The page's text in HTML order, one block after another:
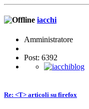
iacchi
Amministratore
Post: 6392
Re: <T> articoli su firefox